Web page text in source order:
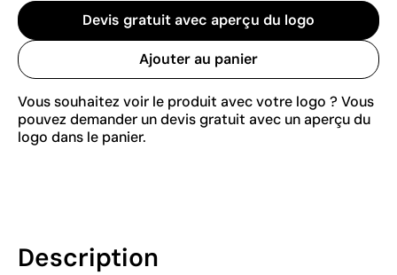
Devis gratuit avec aperçu du logo
Ajouter au panier
Vous souhaitez voir le produit avec votre logo ? Vous
pouvez demander un devis gratuit avec un aperçu du
logo dans le panier.
Description